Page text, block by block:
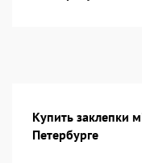
Купить заклепки
Петербурге